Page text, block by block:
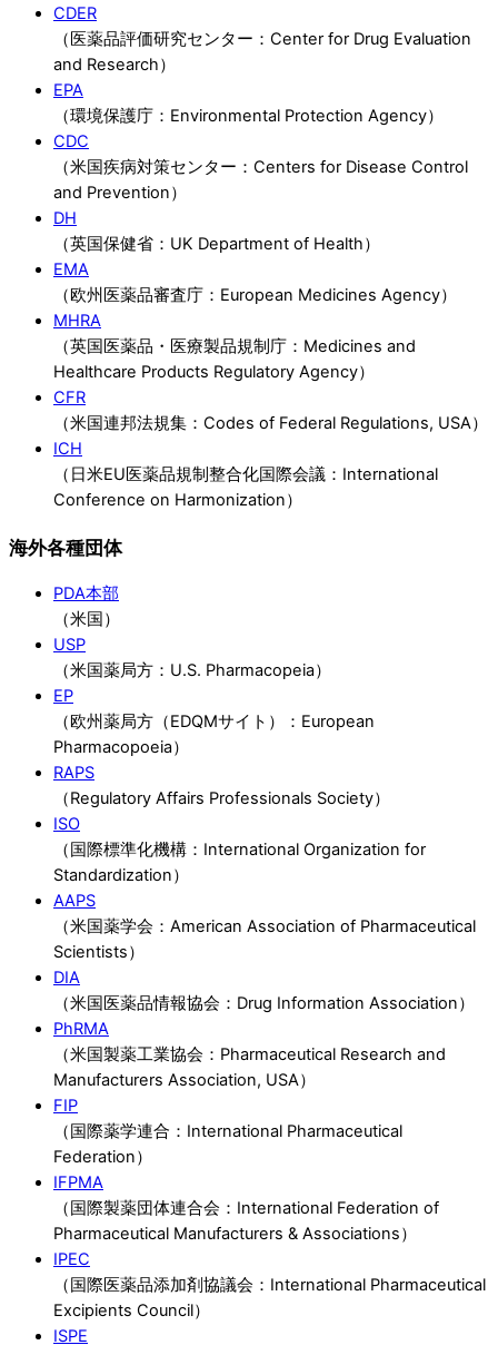
CDER
（医薬品評価研究センター：Center for Drug Evaluation
and Research）
EPA
（環境保護庁：Environmental Protection Agency）
CDC
（米国疾病対策センター：Centers for Disease Control
and Prevention）
DH
（英国保健省：UK Department of Health）
EMA
（欧州医薬品審査庁：European Medicines Agency）
MHRA
（英国医薬品・医療製品規制庁：Medicines and
Healthcare Products Regulatory Agency）
CFR
（米国連邦法規集：Codes of Federal Regulations, USA）
ICH
（日米EU医薬品規制整合化国際会議：International
Conference on Harmonization）
海外各種団体
PDA本部
（米国）
USP
（米国薬局方：U.S. Pharmacopeia）
EP
（欧州薬局方（EDQMサイト）：European
Pharmacopoeia）
RAPS
（Regulatory Affairs Professionals Society）
ISO
（国際標準化機構：International Organization for
Standardization）
AAPS
（米国薬学会：American Association of Pharmaceutical
Scientists）
DIA
（米国医薬品情報協会：Drug Information Association）
PhRMA
（米国製薬工業協会：Pharmaceutical Research and
Manufacturers Association, USA）
FIP
（国際薬学連合：International Pharmaceutical
Federation）
IFPMA
（国際製薬団体連合会：International Federation of
Pharmaceutical Manufacturers & Associations）
IPEC
（国際医薬品添加剤協議会：International Pharmaceutical
Excipients Council）
ISPE